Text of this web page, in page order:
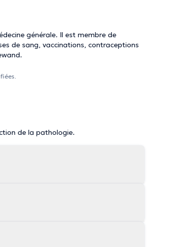
Il est membre de
de sang, vaccinations, contraceptions
Dewand.
de la pathologie.